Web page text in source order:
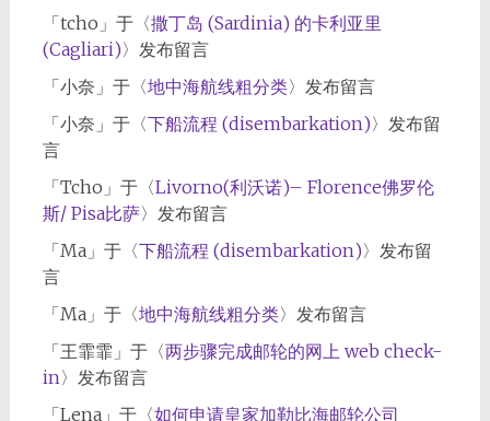
「tcho 」于〈撒丁岛 (Sardinia) 的卡利亚里
(Cagliari)〉发布留言
「小奈 」于〈地中海航线粗分类〉发布留言
「小奈 」于〈下船流程 (disembarkation)〉发布留
言
「Tcho 」于〈Livorno(利沃诺)– Florence佛罗伦
斯/ Pisa比萨〉发布留言
「Ma」于〈下船流程 (disembarkation)〉发布留
言
「Ma」于〈地中海航线粗分类〉发布留言
「王霏霏」于〈两步骤完成邮轮的网上 web check-
in〉发布留言
「Lena」于〈如何申请皇家加勒比海邮轮公司